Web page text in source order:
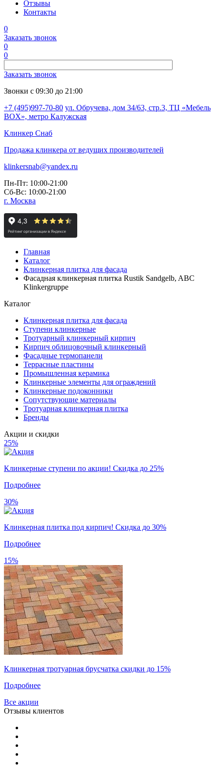
Отзывы
Контакты
0
Заказать звонок
0
0
Заказать звонок
Звонки с 09:30 до 21:00
+7 (495)997-70-80 ул. Обручева, дом 34/63, стр.3, ТЦ «Мебель
BOX», метро Калужская
Клинкер Снаб
Продажа клинкера от ведущих производителей
klinkersnab@yandex.ru
Пн-Пт: 10:00-21:00
Сб-Вс: 10:00-21:00
г. Москва
Главная
Каталог
Клинкерная плитка для фасада
Фасадная клинкерная плитка Rustik Sandgelb, ABC
Klinkergruppe
Каталог
Клинкерная плитка для фасада
Ступени клинкерные
Тротуарный клинкерный кирпич
Кирпич облицовочный клинкерный
Фасадные термопанели
Террасные пластины
Промышленная керамика
Клинкерные элементы для ограждений
Клинкерные подоконники
Сопутствующие материалы
Тротуарная клинкерная плитка
Бренды
Акции и скидки
25%
Клинкерные ступени по акции! Скидка до 25%
Подробнее
30%
Клинкерная плитка под кирпич! Скидка до 30%
Подробнее
15%
Клинкерная тротуарная брусчатка скидки до 15%
Подробнее
Все акции
Отзывы клиентов